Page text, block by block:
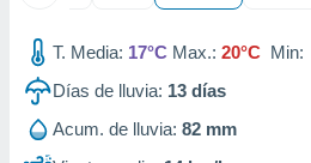
T. Media: 17°C Max.: 20°C Min:
Días de lluvia: 13 días
Acum. de lluvia: 82 mm